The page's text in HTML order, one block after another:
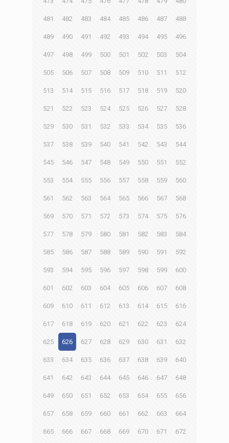
481 482 483 484 485 486 487 488
489 490 491 492 493 494 495 496
497 498 499 500 501 502 503 504
505 506 507 508 509 510 511 512
513 514 515 516 517 518 519 520
521 522 523 524 525 526 527 528
529 530 531 532 533 534 535 536
537 538 539 540 541 542 543 544
545 546 547 548 549 550 551 552
553 554 555 556 557 558 559 560
561 562 563 564 565 566 567 568
569 570 571 572 573 574 575 576
577 578 579 580 581 582 583 584
585 586 587 588 589 590 591 592
593 594 595 596 597 598 599 600
601 602 603 604 605 606 607 608
609 610 611 612 613 614 615 616
617 618 619 620 621 622 623 624
625 626 627 628 629 630 631 632
633 634 635 636 637 638 639 640
641 642 643 644 645 646 647 648
649 650 651 652 653 654 655 656
657 658 659 660 661 662 663 664
665 666 667 668 669 670 671 672